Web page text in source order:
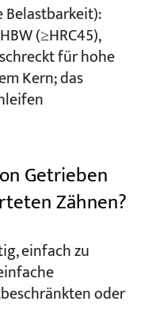
Belastbarkeit):
(≥HRC45),
für hohe
Kern; das
Getrieben
Zähnen?
einfach zu
oder